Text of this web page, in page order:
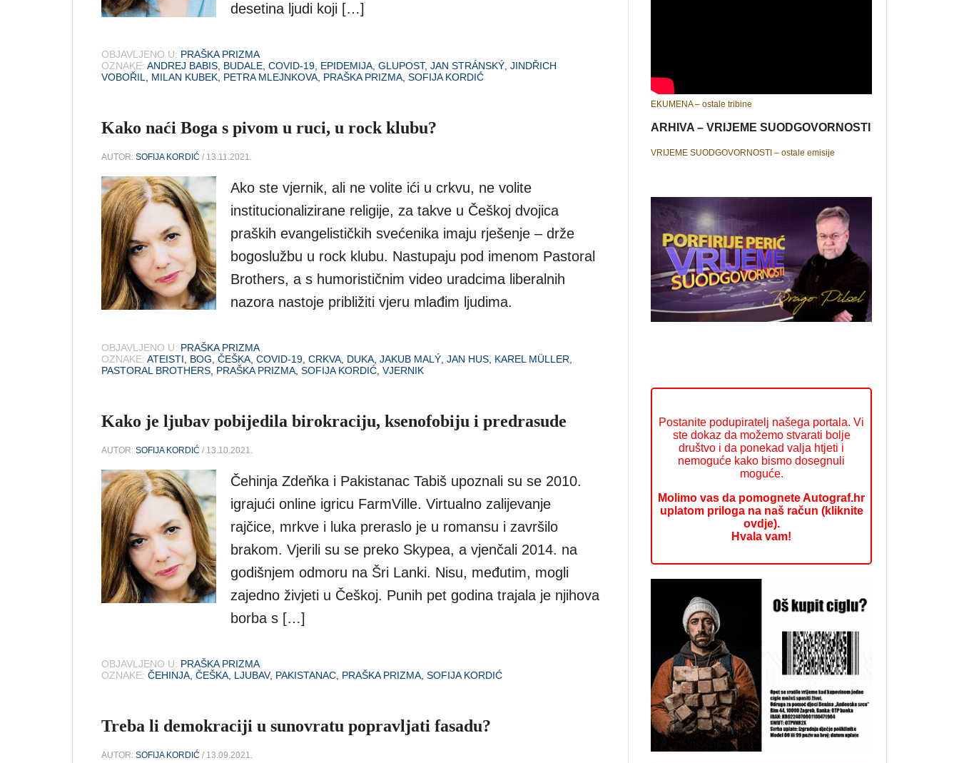
desetina ljudi koji […]
OBJAVLJENO U: PRAŠKA PRIZMA
OZNAKE: ANDREJ BABIS, BUDALE, COVID-19, EPIDEMIJA, GLUPOST, JAN STRÁNSKÝ, JINDŘICH
VOBOŘIL, MILAN KUBEK, PETRA MLEJNKOVA, PRAŠKA PRIZMA, SOFIJA KORDIĆ
Kako naći Boga s pivom u ruci, u rock klubu?
AUTOR: SOFIJA KORDIĆ / 13.11.2021.
Ako ste vjernik, ali ne volite ići u crkvu, ne volite
institucionalizirane religije, za takve u Češkoj dvojica
praških evangelističkih svećenika imaju rješenje – drže
bogoslužbu u rock klubu. Nastupaju pod imenom Pastoral
Brothers, a s humorističnim video uradcima liberalnih
nazora nastoje približiti vjeru mlađim ljudima.
OBJAVLJENO U: PRAŠKA PRIZMA
OZNAKE: ATEISTI, BOG, ČEŠKA, COVID-19, CRKVA, DUKA, JAKUB MALÝ, JAN HUS, KAREL MÜLLER,
PASTORAL BROTHERS, PRAŠKA PRIZMA, SOFIJA KORDIĆ, VJERNIK
Kako je ljubav pobijedila birokraciju, ksenofobiju i predrasude
AUTOR: SOFIJA KORDIĆ / 13.10.2021.
Čehinja Zdeňka i Pakistanac Tabiš upoznali su se 2010.
igrajući online igricu FarmVille. Virtualno zalijevanje
rajčice, mrkve i luka preraslo je u romansu i završilo
brakom. Vjerili su se preko Skypea, a vjenčali 2014. na
godišnjem odmoru na Šri Lanki. Nisu, međutim, mogli
zajedno živjeti u Češkoj. Punih pet godina trajala je njihova
borba s […]
OBJAVLJENO U: PRAŠKA PRIZMA
OZNAKE: ČEHINJA ČEŠKA LJUBAV, PAKISTANAC PRAŠKA PRIZMA SOFIJA KORDIĆ
Treba li demokraciji u sunovratu popravljati fasadu?
AUTOR: SOFIJA KORDIĆ / 13.09.2021.
EKUMENA – ostale tribine
ARHIVA – VRIJEME SUODGOVORNOSTI
VRIJEME SUODGOVORNOSTI – ostale emisije
Postanite podupiratelj našega portala. Vi
ste dokaz da možemo stvarati bolje
društvo i da ponekad valja htjeti i
nemoguće kako bismo dosegnuli
moguće.
Molimo vas da pomognete Autograf.hr
uplatom priloga na naš račun (kliknite
ovdje).
Hvala vam!